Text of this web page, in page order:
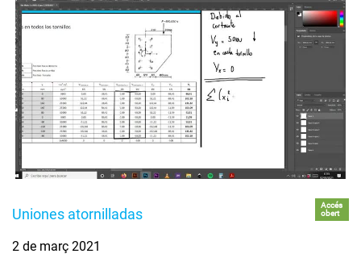
Uniones atornilladas
Accés
obert
2 de març 2021